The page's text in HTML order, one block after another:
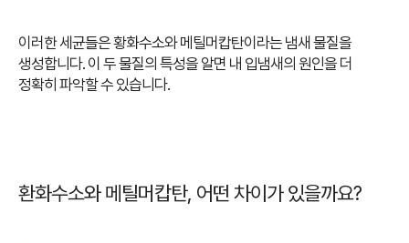
이러한 세균들은 황화수소와 메틸머캅탄이라는 냄새 물질을
생성합니다. 이 두 물질의 특성을 알면 내 입냄새의 원인을 더
정확히 파악할 수 있습니다.
환화수소와 메틸머캅탄, 어떤 차이가 있을까요?